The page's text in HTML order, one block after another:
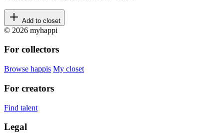
Add to closet
© 2026 myhappi
For collectors
Browse happis My closet
For creators
Find talent
Legal